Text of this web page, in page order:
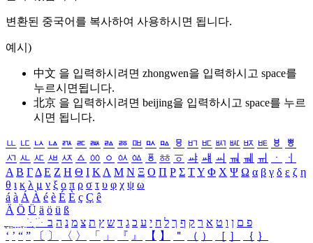
변환된 중국어를 복사하여 사용하시면 됩니다.
예시)
中文 을 입력하시려면 zhongwen을 입력하시고 space를
누르시면됩니다.
北京 을 입력하시려면 beijing을 입력하시고 space를 누르
시면 됩니다.
ㅥ ㅦ ㅧ ㅨ ㅩ ㅪ ㅫ ㅬ ㅭ ㅮ ㅯ ㅰ ㅱ ㅲ ㅳ ㅴ ㅵ ㅶ ㅷ ㅸ
ㅹ
ㅺ ㅻ ㅼ ㅽ ㅾ ㅿ ㆀ ㆁ ㆂ ㆃ ㆄ ㆅ ㆆ ㆇ ㆈ ㆉ ㆊ ㆋ ㆌ ㆍ
ㆎ
Α Β ΓΔ Ε Ζ Η Θ Ι ΚΛ Μ Ν Ξ Ο Π Ρ Σ ΤΥ Φ Χ Ψ Ω α β γ δ ε ζ η
θ ι κ λ μ ν ξ ο π ρ σ τ υ φ χ ψ ω
á à Á À é è É È ç Ç ê
Ä Ö Ü ä ö ü ß
ִֶֹ ֻּ ׁׂ פ ם ן ו ט א ר ק ף ך ל ח י ע כ ג ד ש ץ ת צ מ נ ה ב
‘ ’ “ ” 〔 〕 〈 〉 「 」 『 』 【 】 ＂ （ ） ［ ］ ｛ ｝